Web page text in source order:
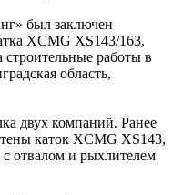
был заключен
XCMG XS143/163,
строительные работы в
область,
двух компаний. Ранее
каток XCMG XS143,
с отвалом и рыхлителем